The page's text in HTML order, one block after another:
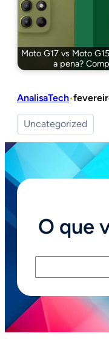
Moto G17 vs Moto
a pena?
AnalisaTech•
Uncategorized
O que